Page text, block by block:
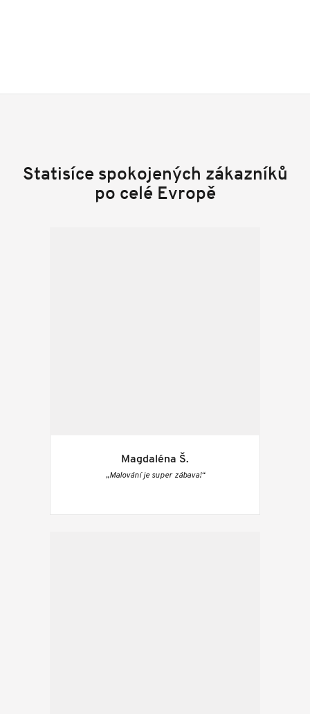
Statisíce spokojených zákazníků
po celé Evropě
Magdaléna Š.
„Malování je super zábava!“